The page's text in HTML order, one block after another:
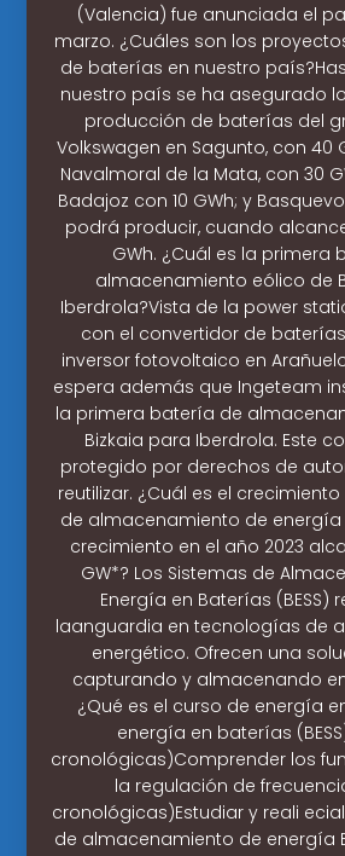
(Valencia) fue anunciada el
marzo. ¿Cuáles son los
de baterías en nuestro
nuestro país se ha asegurado
producción de baterías del
Volkswagen en Sagunto, con 40
Navalmoral de la Mata, con 30
Badajoz con 10 GWh; y
podrá producir, cuando
GWh. ¿Cuál es la primera
almacenamiento eólico de
Iberdrola?Vista de la power
con el convertidor de
inversor fotovoltaico en Arañuelo
espera además que Ingeteam
la primera batería de
Bizkaia para Iberdrola. Este
protegido por derechos de
reutilizar. ¿Cuál es el
de almacenamiento de
crecimiento en el año 2023
GW*? Los Sistemas de
Energía en Baterías (BESS)
laanguardia en tecnologías de
energético. Ofrecen una
capturando y almacenando
¿Qué es el curso de energía
energía en baterías
cronológicas)Comprender los
la regulación de
cronológicas)Estudiar y reali
de almacenamiento de energía